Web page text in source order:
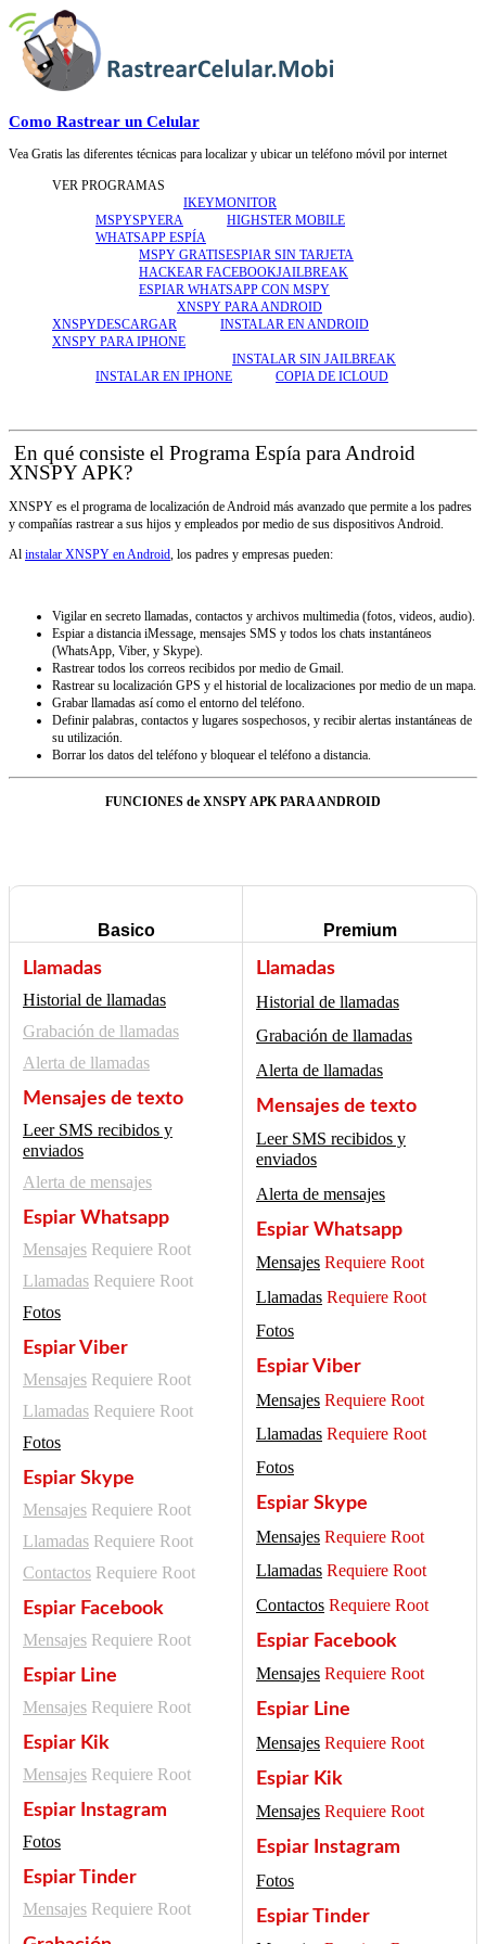
Como Rastrear un Celular
Vea Gratis las diferentes técnicas para localizar y ubicar un teléfono móvil por internet
VER PROGRAMAS
MSPYSPYERA
IKEYMONITOR
HIGHSTER MOBILE
WHATSAPP ESPÍA
MSPY GRATISESPIAR SIN TARJETA
HACKEAR FACEBOOKJAILBREAK
ESPIAR WHATSAPP CON MSPY
XNSPYDESCARGAR
XNSPY PARA ANDROID
INSTALAR EN ANDROID
XNSPY PARA IPHONE
INSTALAR EN IPHONE
INSTALAR SIN JAILBREAK
COPIA DE ICLOUD
​En qué consiste el Programa Espía para Android
XNSPY APK?
XNSPY es el programa de localización de Android más avanzado que permite a los padres
y compañías rastrear a sus hijos y empleados por medio de sus dispositivos Android.
Al instalar XNSPY en Android, los padres y empresas pueden:
Vigilar en secreto llamadas, contactos y archivos multimedia (fotos, videos, audio).
Espiar a distancia iMessage, mensajes SMS y todos los chats instantáneos
(WhatsApp, Viber, y Skype).
Rastrear todos los correos recibidos por medio de Gmail.
Rastrear su localización GPS y el historial de localizaciones por medio de un mapa.
Grabar llamadas así como el entorno del teléfono.
Definir palabras, contactos y lugares sospechosos, y recibir alertas instantáneas de
su utilización.
Borrar los datos del teléfono y bloquear el teléfono a distancia.
FUNCIONES de XNSPY APK PARA ANDROID
Basico Premium
Llamadas
Historial de llamadas
Grabación de llamadas
Alerta de llamadas
Mensajes de texto
Leer SMS recibidos y
enviados
Alerta de mensajes
Espiar Whatsapp
Mensajes Requiere Root
Llamadas Requiere Root
Fotos
Espiar Viber
Mensajes Requiere Root
Llamadas Requiere Root
Fotos
Espiar Skype
Mensajes Requiere Root
Llamadas Requiere Root
Contactos Requiere Root
Espiar Facebook
Mensajes Requiere Root
Espiar Line
Mensajes Requiere Root
Espiar Kik
Mensajes Requiere Root
Espiar Instagram
Fotos
Espiar Tinder
Mensajes Requiere Root
Llamadas
Historial de llamadas
Grabación de llamadas
Alerta de llamadas
Mensajes de texto
Leer SMS recibidos y
enviados
Alerta de mensajes
Espiar Whatsapp
Mensajes Requiere Root
Llamadas Requiere Root
Fotos
Espiar Viber
Mensajes Requiere Root
Llamadas Requiere Root
Fotos
Espiar Skype
Mensajes Requiere Root
Llamadas Requiere Root
Contactos Requiere Root
Espiar Facebook
Mensajes Requiere Root
Espiar Line
Mensajes Requiere Root
Espiar Kik
Mensajes Requiere Root
Espiar Instagram
Fotos
Espiar Tinder